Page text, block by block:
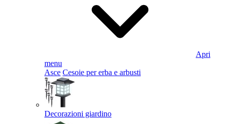
Apri
menu
Asce Cesoie per erba e arbusti
Decorazioni giardino